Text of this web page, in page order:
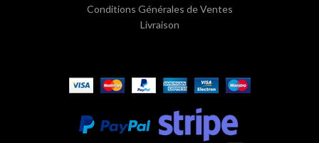
Conditions Générales de Ventes
Livraison